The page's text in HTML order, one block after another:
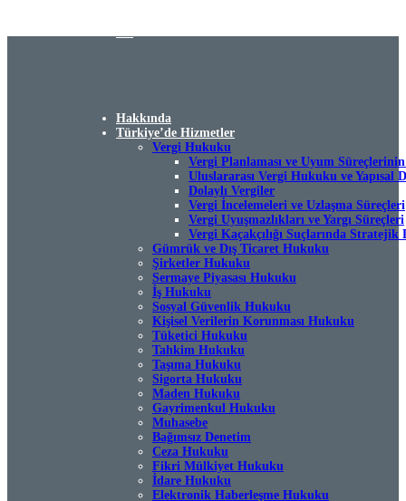
Hakkında
Türkiye’de Hizmetler
Vergi Hukuku
Vergi Planlaması ve Uyum
Uluslararası Vergi Hukuku ve Yapısal
Dolaylı Vergiler
Vergi İncelemeleri ve Uzlaşma Süreçleri
Vergi Uyuşmazlıkları ve Yargı Süreçleri
Vergi Kaçakçılığı Suçlarında Stratejik
Gümrük ve Dış Ticaret Hukuku
Şirketler Hukuku
Sermaye Piyasası Hukuku
İş Hukuku
Sosyal Güvenlik Hukuku
Kişisel Verilerin Korunması Hukuku
Tüketici Hukuku
Tahkim Hukuku
Taşıma Hukuku
Sigorta Hukuku
Maden Hukuku
Gayrimenkul Hukuku
Muhasebe
Bağımsız Denetim
Ceza Hukuku
Fikri Mülkiyet Hukuku
İdare Hukuku
Elektronik Haberleşme Hukuku